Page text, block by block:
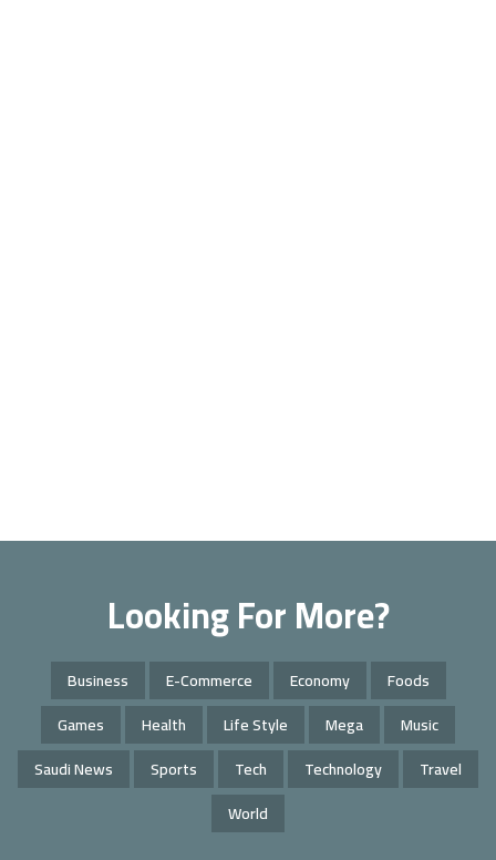
Looking For More?
Business E-Commerce Economy
Foods
Games
Health Life Style Mega
Music
Saudi News
Sports Tech Technology
Travel
World